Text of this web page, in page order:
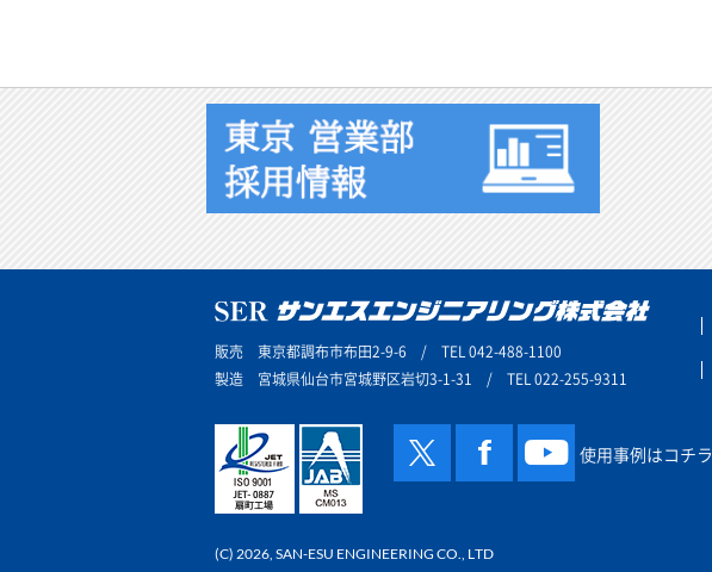
販売 東京都調布市布田2-9-6 / TEL 042-488-1100
製造 宮城県仙台市宮城野区岩切3-1-31 / TEL 022-255-9311
使用事例はコチラ
(C) 2026, SAN-ESU ENGINEERING CO., LTD